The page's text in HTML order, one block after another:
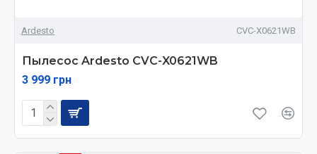
Ardesto CVC-X0621WB
Пылесос Ardesto CVC-X0621WB
3 999 грн